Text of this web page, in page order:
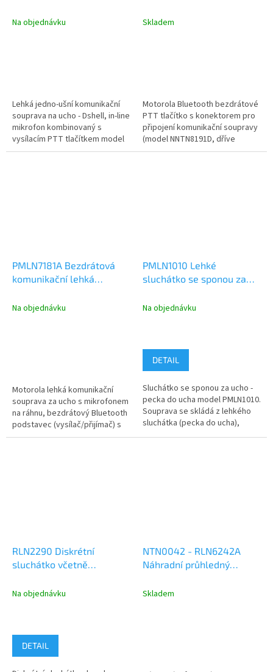
Na objednávku
Lehká jedno-ušní komunikační
souprava na ucho - Dshell, in-line
mikrofon kombinovaný s
vysílacím PTT tlačítkem model
PMLN7159A. Klíčovací tlačítko...
Skladem
Motorola Bluetooth bezdrátové
PTT tlačítko s konektorem pro
připojení komunikační soupravy
(model NNTN8191D, dříve
NNTN8191C). Bluetooth
PMLN7181A Bezdrátová
komunikační lehká
Na objednávku
Motorola lehká komunikační
souprava za ucho s mikrofonem
na ráhnu, bezdrátový Bluetooth
podstavec (vysílač/přijímač) s
3,5mm konektorem - model...
PMLN1010 Lehké
sluchátko se sponou za
mikrofonem a PTT
Na objednávku
DETAIL
Sluchátko se sponou za ucho -
pecka do ucha model PMLN1010.
Souprava se skládá z lehkého
sluchátka (pecka do ucha),
sponou za ucho, která pomáhá...
RLN2290 Diskrétní
sluchátko včetně
oddělený mikrofon,
Na objednávku
DETAIL
NTN0042 - RLN6242A
Náhradní průhledný
olivka
Skladem